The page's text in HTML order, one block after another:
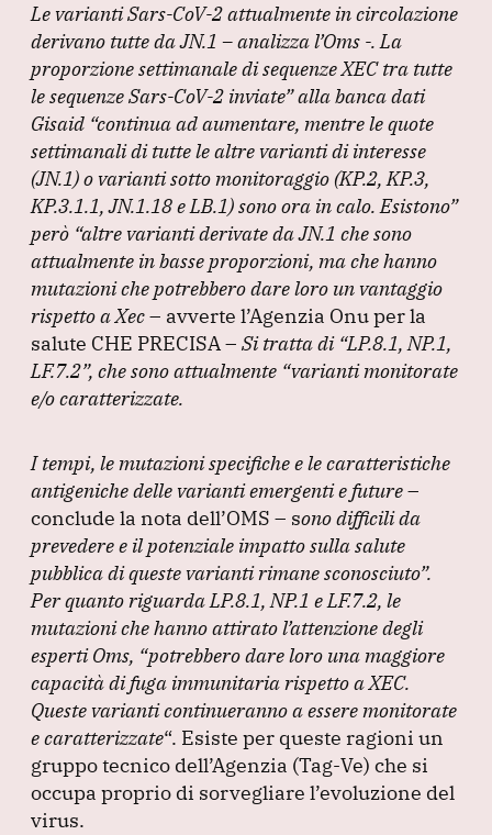
Le varianti Sars-CoV-2 attualmente in circolazione
derivano tutte da JN.1 – analizza l’Oms -.La
proporzione settimanale di sequenze XEC tra tutte
le sequenze Sars-CoV-2 inviate”alla banca dati
Gisaid “continua ad aumentare, mentre le quote
settimanali di tutte le altre varianti di interesse
(JN.1) o varianti sotto monitoraggio (KP.2, KP.3,
KP.3.1.1, JN.1.18 e LB.1) sono ora in calo.Esistono”
però “altre varianti derivate da JN.1 che sono
attualmente in basse proporzioni, ma che hanno
mutazioni che potrebbero dare loro un vantaggio
rispetto a Xec– avverte l’Agenzia Onu per la
salute CHE PRECISA – Si tratta di “LP.8.1, NP.1,
LF.7.2”, che sono attualmente “varianti monitorate
e/o caratterizzate.
I tempi, le mutazioni specifiche e le caratteristiche
antigeniche delle varianti emergenti e future–
conclude la nota dell’OMS – sono difficili da
prevedere e il potenziale impatto sulla salute
pubblica di queste varianti rimane sconosciuto”.
Per quanto riguarda LP.8.1, NP.1 e LF.7.2, le
mutazioni che hanno attirato l’attenzione degli
esperti Oms, “potrebbero dare loro una maggiore
capacità di fuga immunitaria rispetto a XEC.
Queste varianti continueranno a essere monitorate
e caratterizzate“. Esiste per queste ragioni un
gruppo tecnico dell’Agenzia (Tag-Ve) che si
occupa proprio di sorvegliare l’evoluzione del
virus.